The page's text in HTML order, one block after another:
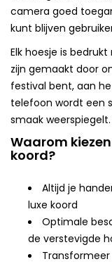
camera goed
kunt blijven
Elk hoesje is
zijn gemaakt door
festival bent, aan
telefoon wordt een
smaak weerspiegelt.
Waarom
koord?
Altijd je
luxe koord
Optimale
de verstevigde